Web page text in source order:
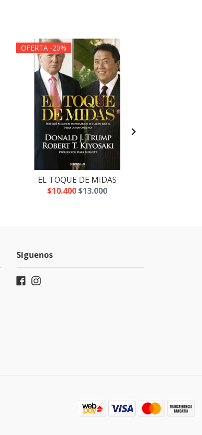
OFERTA -20%
EL TOQUE DE MIDAS
$10.400$13.000
Síguenos